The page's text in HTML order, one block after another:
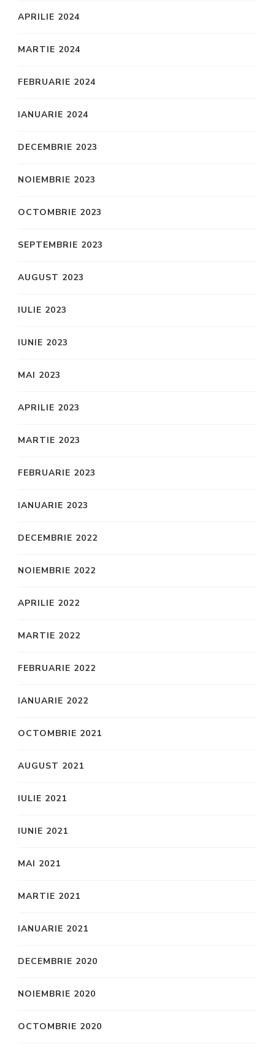
APRILIE 2024
MARTIE 2024
FEBRUARIE 2024
IANUARIE 2024
DECEMBRIE 2023
NOIEMBRIE 2023
OCTOMBRIE 2023
SEPTEMBRIE 2023
AUGUST 2023
IULIE 2023
IUNIE 2023
MAI 2023
APRILIE 2023
MARTIE 2023
FEBRUARIE 2023
IANUARIE 2023
DECEMBRIE 2022
NOIEMBRIE 2022
APRILIE 2022
MARTIE 2022
FEBRUARIE 2022
IANUARIE 2022
OCTOMBRIE 2021
AUGUST 2021
IULIE 2021
IUNIE 2021
MAI 2021
MARTIE 2021
IANUARIE 2021
DECEMBRIE 2020
NOIEMBRIE 2020
OCTOMBRIE 2020